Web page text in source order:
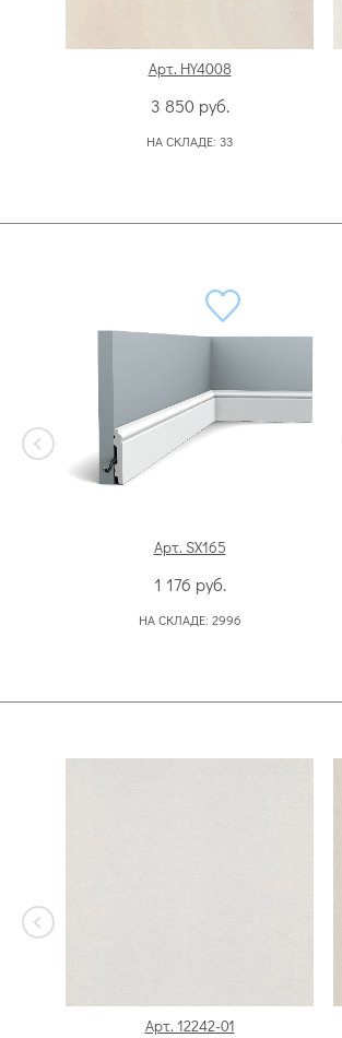
Арт. HY4008
3 850 руб.
НА СКЛАДЕ: 33
Арт. SX165
1 176 руб.
НА СКЛАДЕ: 2996
Арт. 12242-01